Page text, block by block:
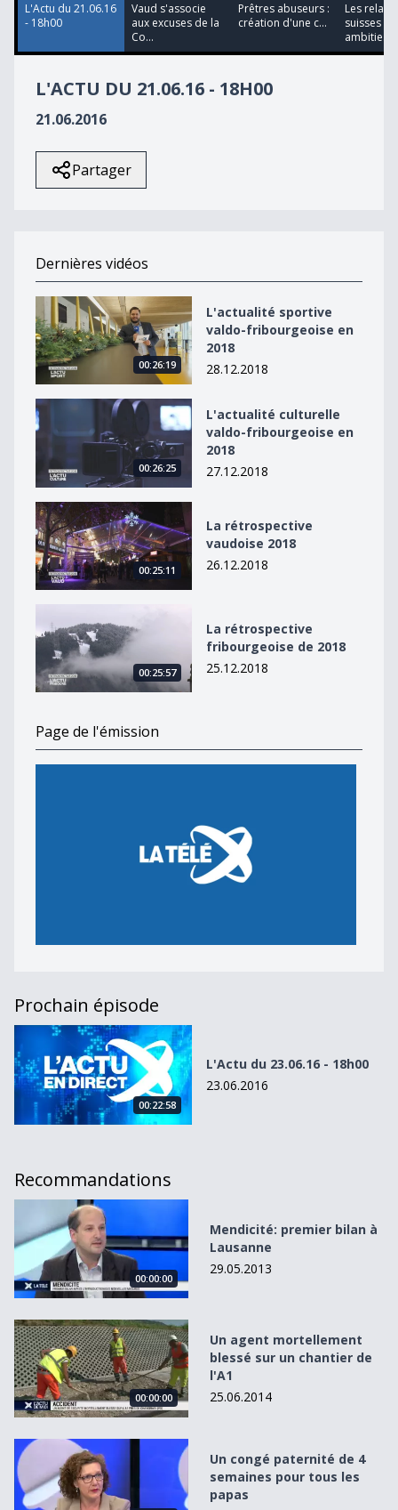
L'Actu du 21.06.16
- 18h00
Vaud s'associe
aux excuses de la
Co...
Prêtres abuseurs :
création d'une c...
Les
suisses
ambitie...
L'ACTU DU 21.06.16 - 18H00
21.06.2016
Partager
Dernières vidéos
L&#039;actualité sportive valdo-fribourgeoise en 2018
00:26:19
L'actualité sportive
valdo-fribourgeoise en
2018
28.12.2018
L&#039;actualité culturelle valdo-fribourgeoise en
00:26:25
L'actualité culturelle
valdo-fribourgeoise en
2018
27.12.2018
La rétrospective vaudoise 2018
00:25:11
La rétrospective
vaudoise 2018
26.12.2018
00:25:57
La rétrospective
fribourgeoise de 2018
25.12.2018
Page de l'émission
Prochain épisode
L&#039;Actu du 23.06.16 - 18h00
00:22:58
L'Actu du 23.06.16 - 18h00
23.06.2016
Recommandations
Mendicité: premier bilan à Lausanne
00:00:00
Mendicité: premier bilan à
Lausanne
29.05.2013
Un agent mortellement blessé sur un chantier de
00:00:00
Un agent mortellement
blessé sur un chantier de
l'A1
25.06.2014
Un congé paternité de 4 semaines pour tous les papas
Un congé paternité de 4
semaines pour tous les
papas